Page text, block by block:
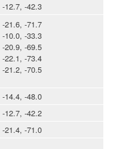
-12.7, -42.3
-21.6, -71.7
-10.0, -33.3
-20.9, -69.5
-22.1, -73.4
-21.2, -70.5
-14.4, -48.0
-12.7, -42.2
-21.4, -71.0